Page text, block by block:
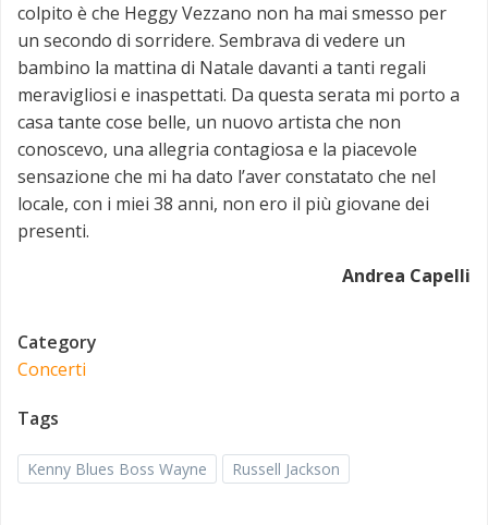
colpito è che Heggy Vezzano non ha mai smesso per
un secondo di sorridere. Sembrava di vedere un
bambino la mattina di Natale davanti a tanti regali
meravigliosi e inaspettati. Da questa serata mi porto a
casa tante cose belle, un nuovo artista che non
conoscevo, una allegria contagiosa e la piacevole
sensazione che mi ha dato l’aver constatato che nel
locale, con i miei 38 anni, non ero il più giovane dei
presenti.
Andrea Capelli
Category
Concerti
Tags
Kenny Blues Boss Wayne Russell Jackson